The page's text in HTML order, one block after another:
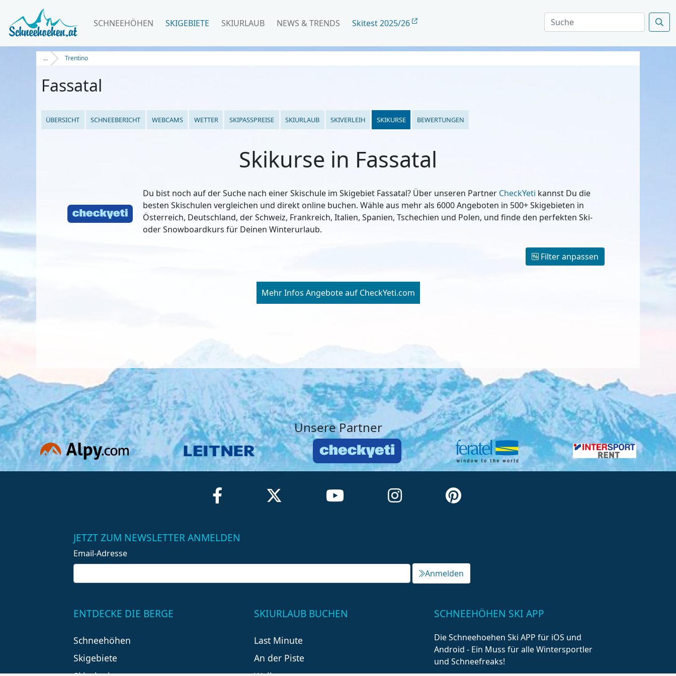
SCHNEEHÖHEN SKIGEBIETE SKIURLAUB NEWS & TRENDS Skitest 2025/26
... Trentino
Fassatal
ÜBERSICHT SCHNEEBERICHT WEBCAMS WETTER SKIPASSPREISE SKIURLAUB SKIVERLEIH SKIKURSE BEWERTUNGEN
Skikurse in Fassatal
Du bist noch auf der Suche nach einer Skischule im Skigebiet Fassatal? Über unseren Partner CheckYeti kannst Du die
besten Skischulen vergleichen und direkt online buchen. Wähle aus mehr als 6000 Angeboten in 500+ Skigebieten in
Österreich, Deutschland, der Schweiz, Frankreich, Italien, Spanien, Tschechien und Polen, und finde den perfekten Ski-
oder Snowboardkurs für Deinen Winterurlaub.
Filter anpassen
Mehr Infos Angebote auf CheckYeti.com
Unsere Partner
JETZT ZUM NEWSLETTER ANMELDEN
Email-Adresse
Anmelden
ENTDECKE DIE BERGE
Schneehöhen
Skigebiete
SKIURLAUB BUCHEN
Last Minute
An der Piste
SCHNEEHÖHEN SKI APP
Die Schneehoehen Ski APP für iOS und
Android - Ein Muss für alle Wintersportler
und Schneefreaks!